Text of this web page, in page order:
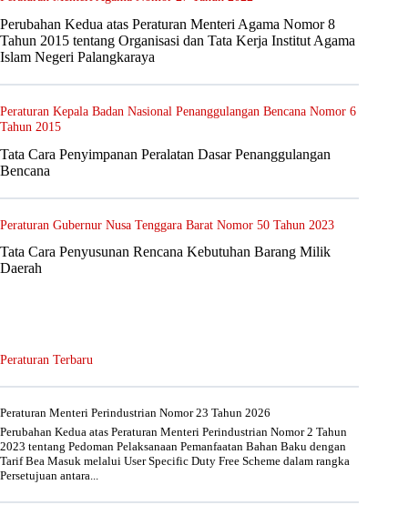
Perubahan Kedua atas Peraturan Menteri Agama Nomor 8
Tahun 2015 tentang Organisasi dan Tata Kerja Institut Agama
Islam Negeri Palangkaraya
Peraturan Kepala Badan Nasional Penanggulangan Bencana Nomor 6
Tahun 2015
Tata Cara Penyimpanan Peralatan Dasar Penanggulangan
Bencana
Peraturan Gubernur Nusa Tenggara Barat Nomor 50 Tahun 2023
Tata Cara Penyusunan Rencana Kebutuhan Barang Milik
Daerah
Peraturan Terbaru
Peraturan Menteri Perindustrian Nomor 23 Tahun 2026
Perubahan Kedua atas Peraturan Menteri Perindustrian Nomor 2 Tahun
2023 tentang Pedoman Pelaksanaan Pemanfaatan Bahan Baku dengan
Tarif Bea Masuk melalui User Specific Duty Free Scheme dalam rangka
Persetujuan antara...